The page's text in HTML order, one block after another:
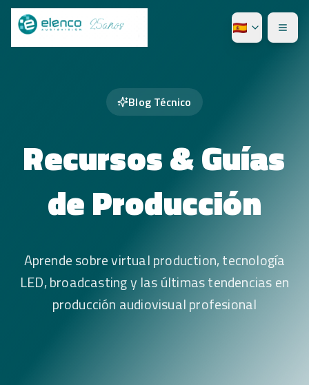
Blog Técnico
Recursos & Guías
de Producción
Aprende sobre virtual production, tecnología
LED, broadcasting y las últimas tendencias en
producción audiovisual profesional